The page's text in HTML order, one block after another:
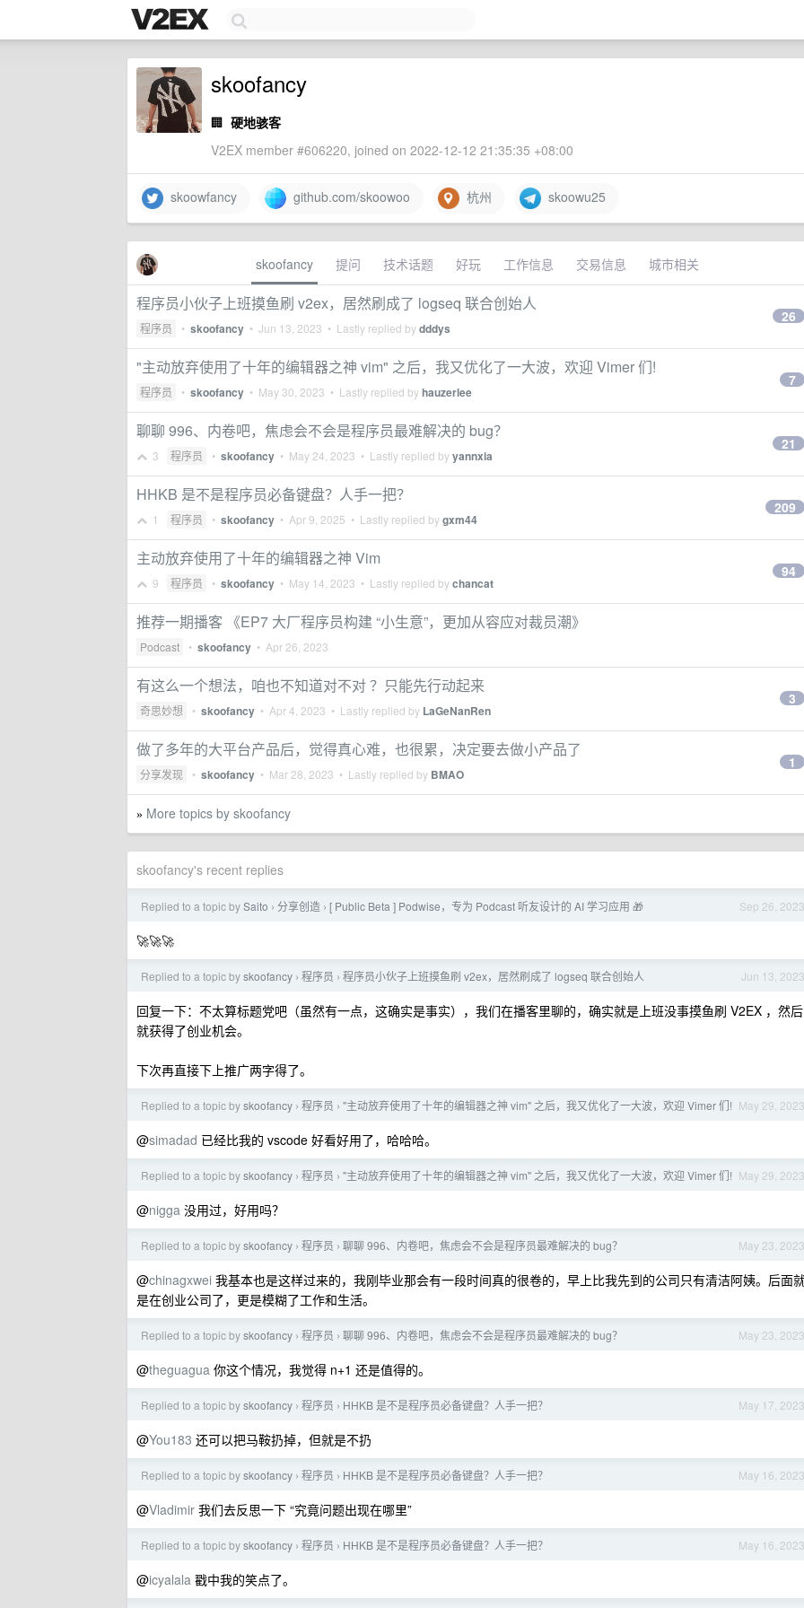
skoofancy
🏢 硬地骇客
V2EX member #606220, joined on 2022-12-12 21:35:35 +08:00
skoowfancy github.com/skoowoo 杭州 skoowu25
skoofancy 提问 技术话题 好玩 工作信息 交易信息 城市相关
程序员小伙子上班摸鱼刷 v2ex，居然刷成了 logseq 联合创始人
程序员 • skoofancy • Jun 13, 2023 • Lastly replied bydddys
26
"主动放弃使用了十年的编辑器之神 vim" 之后，我又优化了一大波，欢迎 Vimer 们!
程序员 • skoofancy • May 30, 2023 • Lastly replied byhauzerlee
7
聊聊 996、内卷吧，焦虑会不会是程序员最难解决的 bug？
3 程序员 • skoofancy • May 24, 2023 • Lastly replied byyannxia
21
HHKB 是不是程序员必备键盘？人手一把？
1 程序员 • skoofancy • Apr 9, 2025 • Lastly replied bygxm44
209
主动放弃使用了十年的编辑器之神 Vim
9 程序员 • skoofancy • May 14, 2023 • Lastly replied bychancat
94
推荐一期播客 《EP7 大厂程序员构建 “小生意”，更加从容应对裁员潮》
Podcast • skoofancy • Apr 26, 2023
有这么一个想法，咱也不知道对不对 ？只能先行动起来
奇思妙想 • skoofancy • Apr 4, 2023 • Lastly replied by LaGeNanRen
3
做了多年的大平台产品后，觉得真心难，也很累，决定要去做小产品了
分享发现 • skoofancy • Mar 28, 2023 • Lastly replied by BMAO
1
» More topics by skoofancy
skoofancy's recent replies
Sep 26, 2023
Replied to a topic bySaito › 分享创造 › [ Public Beta ] Podwise，专为 Podcast 听友设计的 AI 学习应用 🎁
🚀🚀🚀
Jun 13, 2023
Replied to a topic byskoofancy › 程序员 › 程序员小伙子上班摸鱼刷 v2ex，居然刷成了 logseq 联合创始人
回复一下：不太算标题党吧（虽然有一点，这确实是事实），我们在播客里聊的，确实就是上班没事摸鱼刷 V2EX ，然后
就获得了创业机会。
下次再直接下上推广两字得了。
May 29, 2023
Replied to a topic byskoofancy › 程序员 › "主动放弃使用了十年的编辑器之神 vim" 之后，我又优化了一大波，欢迎 Vimer 们!
@simadad 已经比我的 vscode 好看好用了，哈哈哈。
May 29, 2023
Replied to a topic byskoofancy › 程序员 › "主动放弃使用了十年的编辑器之神 vim" 之后，我又优化了一大波，欢迎 Vimer 们!
@nigga 没用过，好用吗？
May 23, 2023
Replied to a topic byskoofancy › 程序员 › 聊聊 996、内卷吧，焦虑会不会是程序员最难解决的 bug？
@chinagxwei 我基本也是这样过来的，我刚毕业那会有一段时间真的很卷的，早上比我先到的公司只有清洁阿姨。后面
是在创业公司了，更是模糊了工作和生活。
May 23, 2023
Replied to a topic byskoofancy › 程序员 › 聊聊 996、内卷吧，焦虑会不会是程序员最难解决的 bug？
@theguagua 你这个情况，我觉得 n+1 还是值得的。
May 17, 2023
Replied to a topic byskoofancy › 程序员 › HHKB 是不是程序员必备键盘？人手一把？
@You183 还可以把马鞍扔掉，但就是不扔
May 16, 2023
Replied to a topic byskoofancy › 程序员 › HHKB 是不是程序员必备键盘？人手一把？
@Vladimir 我们去反思一下 “究竟问题出现在哪里”
May 16, 2023
Replied to a topic byskoofancy › 程序员 › HHKB 是不是程序员必备键盘？人手一把？
@icyalala 戳中我的笑点了。